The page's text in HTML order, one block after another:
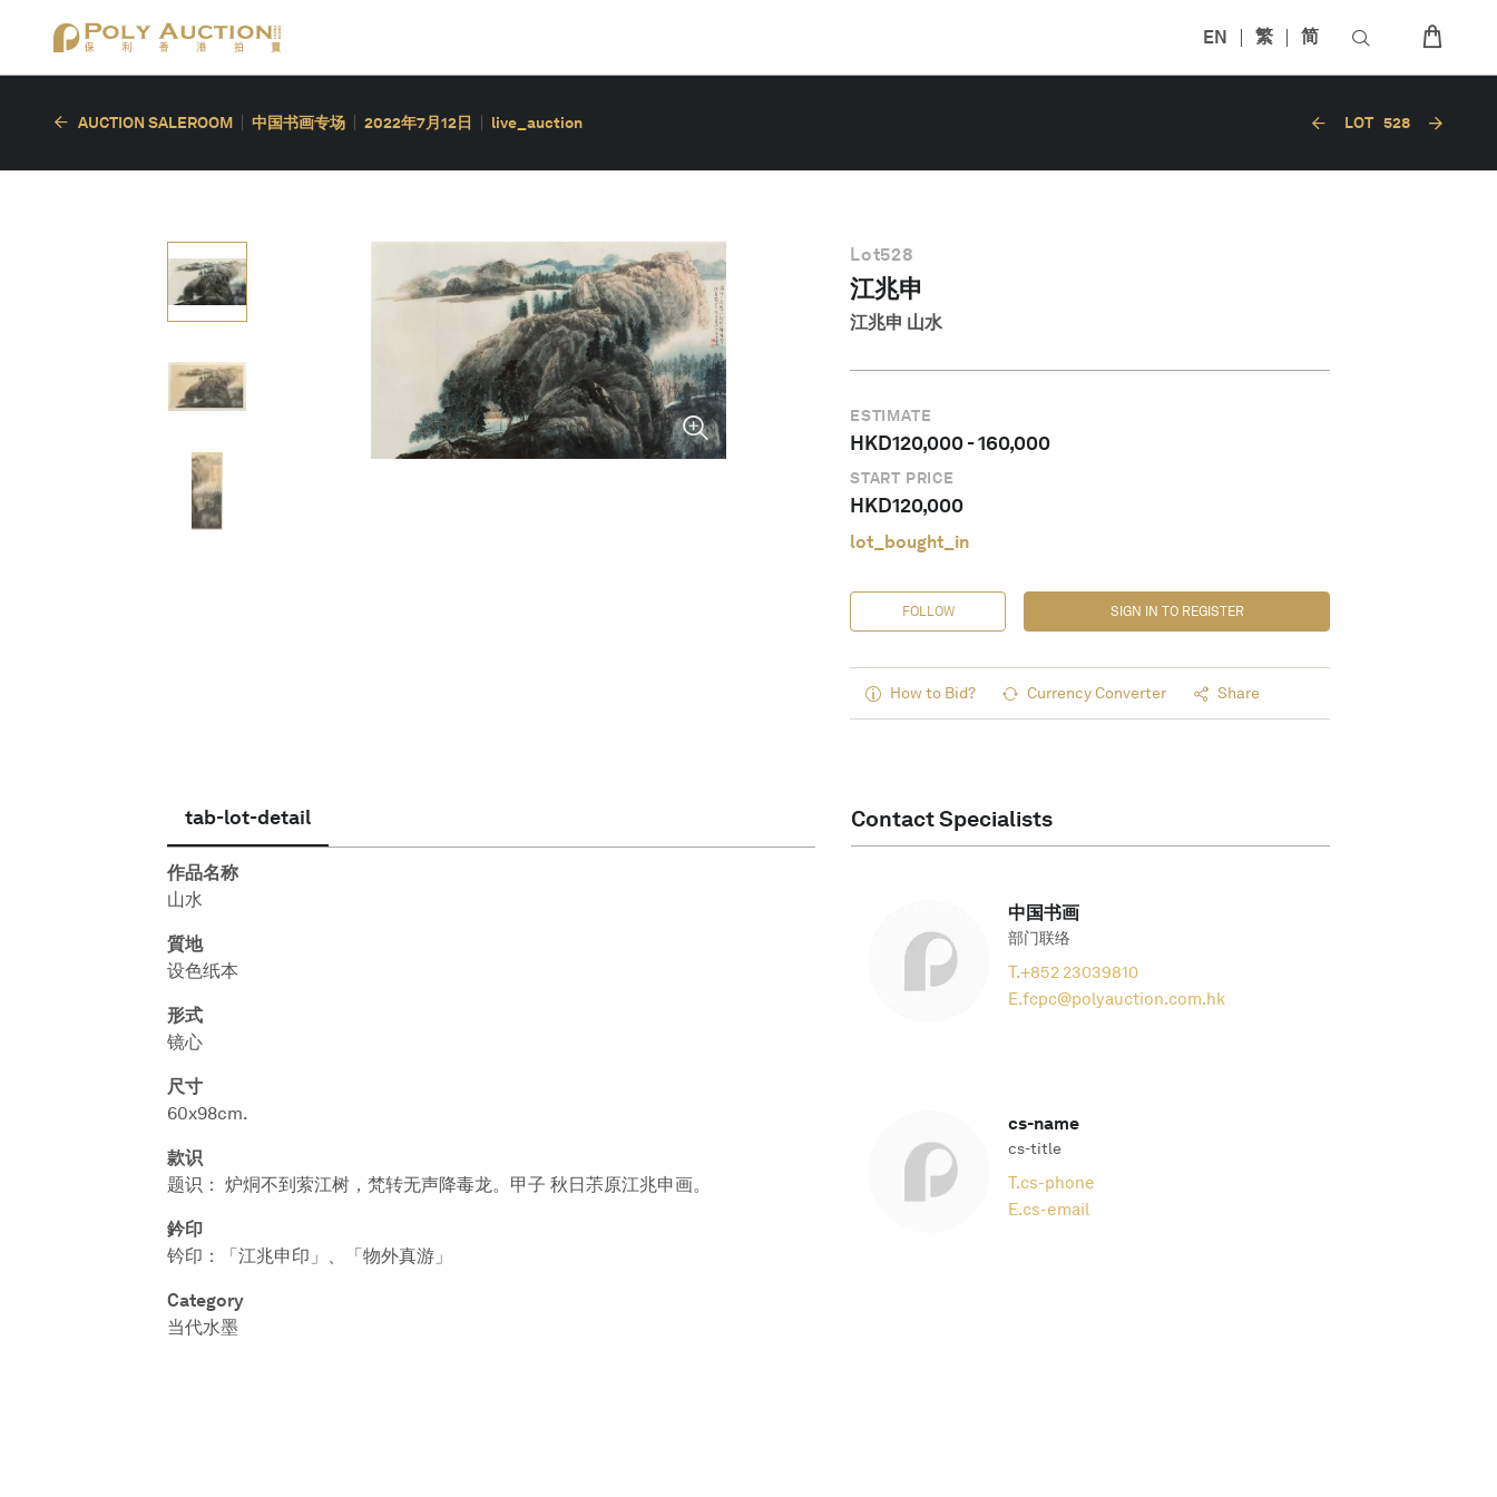
EN 繁 简
简体中文
AUCTION SALEROOM 中国书画专场 2022年7月12日 live_auction LOT 528
Lot528
江兆申
江兆申 山水
ESTIMATE
HKD120,000-160,000
START PRICE
HKD120,000
lot_bought_in
FOLLOW SIGN IN TO REGISTER
How to Bid? Currency Converter Share
tab-lot-detail
作品名称
山水
質地
设色纸本
形式
镜心
尺寸
60x98cm.
款识
题识： 炉烔不到萦江树，梵转无声降毒龙。甲子 秋日茮原江兆申画。
鈐印
钤印：「江兆申印」、「物外真游」
Category
当代水墨
Contact Specialists
中国书画
部门联络
T.+852 23039810
E.fcpc@polyauction.com.hk
cs-name
cs-title
T.cs-phone
E.cs-email